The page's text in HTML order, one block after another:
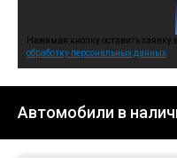
Нажимая кнопку оставить заявку
обработку персональных данных
Автомобили в